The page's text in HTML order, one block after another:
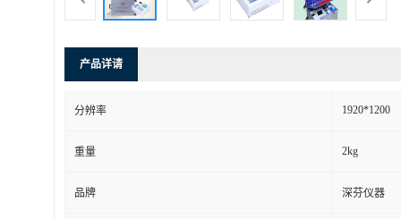
产品详请
分辨率 1920*1200
重量 2kg
品牌 深芬仪器